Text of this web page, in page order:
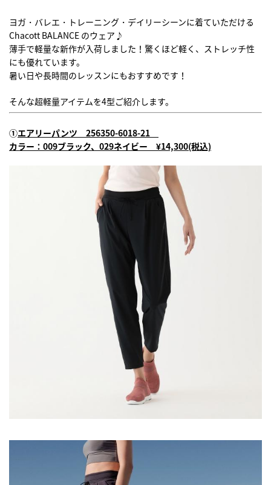
ヨガ・バレエ・トレーニング・デイリーシーンに着ていただける
Chacott BALANCE のウェア♪
薄手で軽量な新作が入荷しました！驚くほど軽く、ストレッチ性
にも優れています。
暑い日や長時間のレッスンにもおすすめです！
そんな超軽量アイテムを4型ご紹介します。
①エアリーパンツ 256350-6018-21
カラー：009ブラック、029ネイビー ¥14,300(税込)